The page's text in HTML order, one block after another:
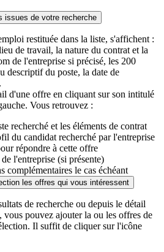
issues de votre recherche
restituée dans la liste, s'affichent :
de travail, la nature du contrat et la
de l'entreprise si précisé, les 200
descriptif du poste, la date de
d'une offre en cliquant sur son intitulé
Vous retrouvez :
recherché et les éléments de contrat
du candidat recherché par l'entreprise
répondre à cette offre
l'entreprise (si présente)
complémentaires le cas échéant
les offres qui vous intéressent
de recherche ou depuis le détail
vous pouvez ajouter la ou les offres de
Il suffit de cliquer sur l'icône